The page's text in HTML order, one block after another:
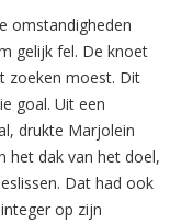
omstandigheden
gelijk fel. De knoet
zoeken moest. Dit
goal. Uit een
drukte Marjolein
het dak van het doel,
Dat had ook
op zijn